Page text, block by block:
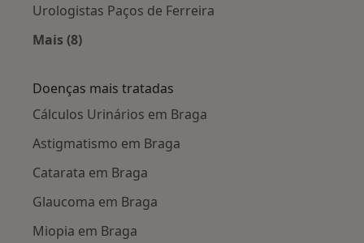
Urologistas Paços de Ferreira
Mais (8)
Doenças mais tratadas
Cálculos Urinários em Braga
Astigmatismo em Braga
Catarata em Braga
Glaucoma em Braga
Miopia em Braga